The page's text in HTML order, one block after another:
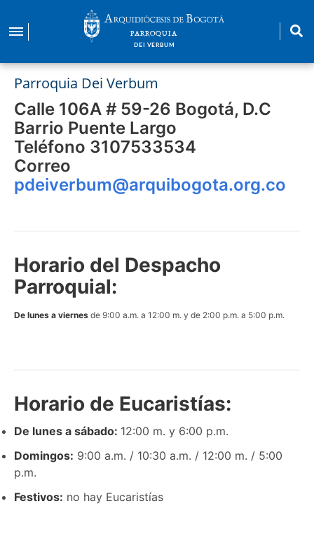
contenido
PARROQUIA
DEI VERBUM
Parroquia Dei Verbum
Calle 106A # 59-26 Bogotá, D.C
Barrio Puente Largo
Teléfono 3107533534
Correo
pdeiverbum@arquibogota.org.co
Horario del Despacho
Parroquial:
De lunes a viernes de 9:00 a.m. a 12:00 m. y de 2:00 p.m. a 5:00 p.m.
Horario de Eucaristías:
De lunes a sábado: 12:00 m. y 6:00 p.m.
Domingos: 9:00 a.m. / 10:30 a.m. / 12:00 m. / 5:00
p.m.
Festivos: no hay Eucaristías